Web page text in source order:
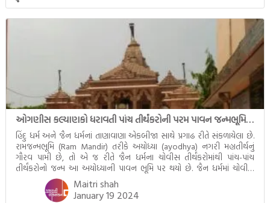
ઓગણીસ કલ્યાણકો ધરાવતી પાંચ તીર્થંકરોની પરમ પાવન જન્મભૂમિ – અયોધ્યા (Ayodhya)
હિંદુ ધર્મ અને જૈન ધર્મનાં તાણાવાણા એકબીજા સાથે પ્રગાઢ રીતે સંકળાયેલા છે.
રામજન્મભૂમિ (Ram Mandir) તરીકે અયોધ્યા (ayodhya) નગરી મહાતીર્થનું
ગૌરવ પામી છે, તો એ જ રીતે જૈન ધર્મના ચોવીસ તીર્થંકરોમાંથી પાંચ-પાંચ
તીર્થંકરોનો જન્મ આ અયોધ્યાની પાવન ભૂમિ પર થયો છે. જૈન ધર્મમાં ચોવીસ
તીર્થંકરોમાંથી પાંચ-પાંચ તીર્થંકરોનાં કલ્યાણકો અહીં આવ્યાં છે. દરેક તીર્થંકરના
જીવનની ચ્યવન(માતાના […]
Maitri shah
January 19 2024